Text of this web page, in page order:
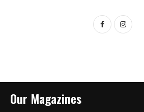
Our Magazines